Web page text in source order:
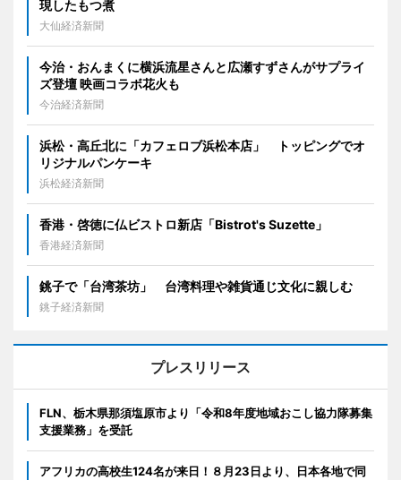
現したもつ煮
大仙経済新聞
今治・おんまくに横浜流星さんと広瀬すずさんがサプライ
ズ登壇 映画コラボ花火も
今治経済新聞
浜松・高丘北に「カフェロブ浜松本店」 トッピングでオ
リジナルパンケーキ
浜松経済新聞
香港・啓徳に仏ビストロ新店「Bistrot's Suzette」
香港経済新聞
銚子で「台湾茶坊」 台湾料理や雑貨通じ文化に親しむ
銚子経済新聞
プレスリリース
FLN、栃木県那須塩原市より「令和8年度地域おこし協力隊募集
支援業務」を受託
アフリカの高校生124名が来日！８月23日より、日本各地で同